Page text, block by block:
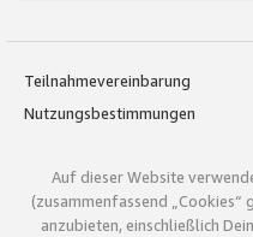
Teilnahmevereinbarung
Nutzungsbestimmungen
Auf dieser Website
(zusammenfassend „Cookies“
anzubieten, einschließlich